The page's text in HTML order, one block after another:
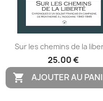
Sur les chemins de la
25,00 €
 AJOUTER AU